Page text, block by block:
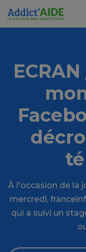
Aller au contenu
À l'occasion de la
mercredi,
qui a suivi un
Panneau de gestion